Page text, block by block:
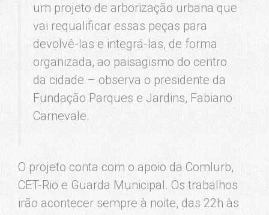
um projeto de arborização urbana que
vai requalificar essas peças para
devolvê-las e integrá-las, de forma
organizada, ao paisagismo do centro
da cidade – observa o presidente da
Fundação Parques e Jardins, Fabiano
Carnevale.
O projeto conta com o apoio da Comlurb,
CET-Rio e Guarda Municipal. Os trabalhos
irão acontecer sempre à noite, das 22h às